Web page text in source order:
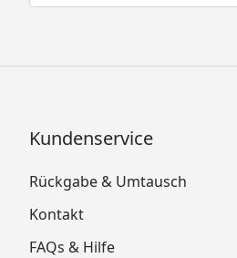
Kundenservice
Rückgabe & Umtausch
Kontakt
FAQs & Hilfe